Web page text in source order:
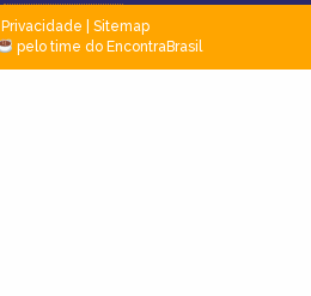
Privacidade
Sitemap
pelo time do EncontraBrasil